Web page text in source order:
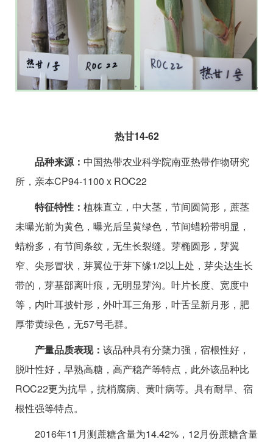
热甘14-62
品种来源： 中国热带农业科学院南亚热带作物研究
所，亲本CP94-1100 x ROC22
特征特性： 植株直立，中大茎，节间圆筒形，蔗茎
未曝光前为黄色，曝光后呈黄绿色，节间蜡粉带明显，
蜡粉多，有节间条纹，无生长裂缝。芽椭圆形，芽翼
窄、尖形冒状，芽翼位于芽下缘1/2以上处，芽尖达生长
带的，芽基部离叶痕，无明显芽沟。叶片长度、宽度中
等，内叶耳披针形，外叶耳三角形，叶舌呈新月形，肥
厚带黄绿色，无57号毛群。
产量品质表现： 该品种具有分蘖力强，宿根性好，
脱叶性好，早熟高糖，高产稳产等特点，此外该品种比
ROC22更为抗旱，抗梢腐病、黄叶病等。具有耐旱、宿
根性强等特点。
2016年11月测蔗糖含量为14.42%，12月份蔗糖含量